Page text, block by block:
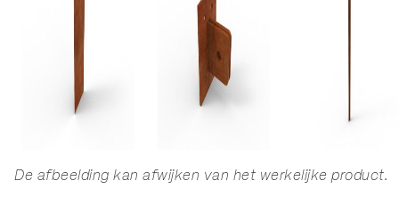
De afbeelding kan afwijken van het werkelijke product.